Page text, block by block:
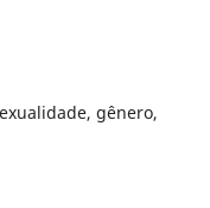
gênero,